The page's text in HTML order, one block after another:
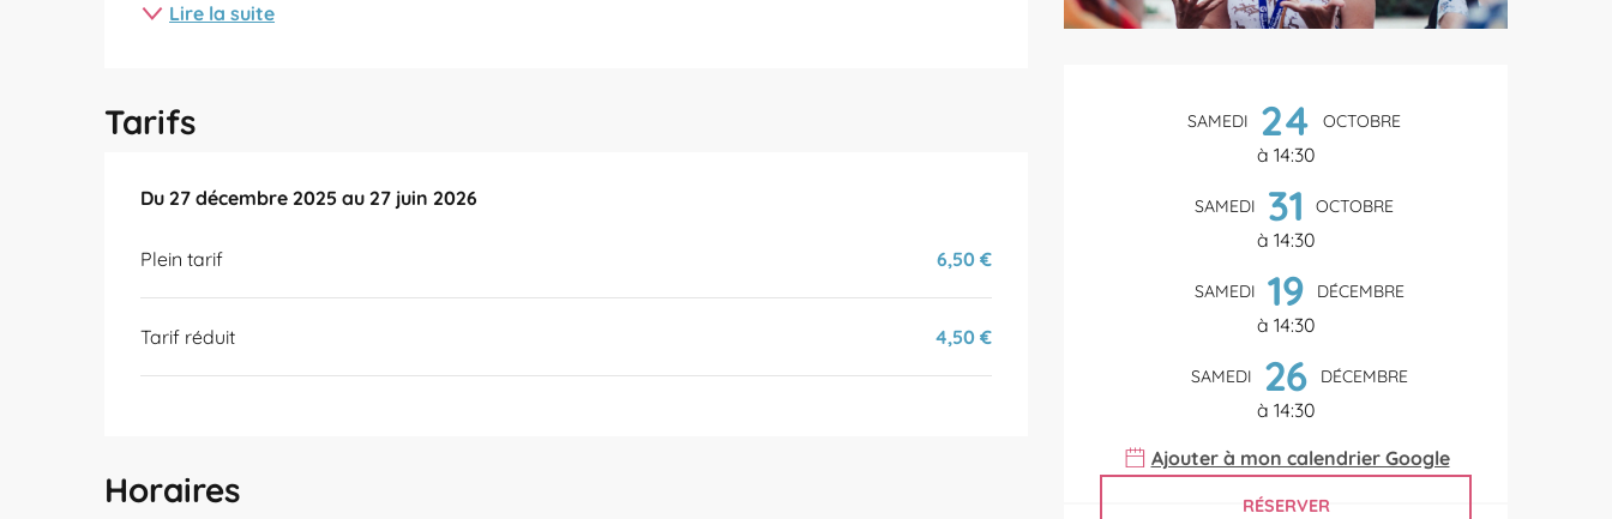
SAMEDI 24 OCTOBRE
à 14:30
SAMEDI 31 OCTOBRE
à 14:30
SAMEDI 19 DÉCEMBRE
à 14:30
SAMEDI 26 DÉCEMBRE
à 14:30
Ajouter à mon calendrier Google
RÉSERVER
Lire la suite
Tarifs
Du 27 décembre 2025au 27 juin 2026
Du 27 décembre 2025au 27 juin 2026
Plein tarif 6,50 €
Tarif réduit 4,50 €
Horaires